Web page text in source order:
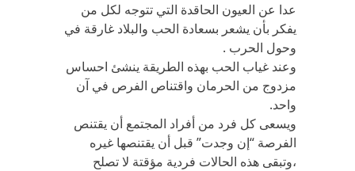
عدا عن العيون الحاقدة التي تتوجه لكل من
يفكر بأن يشعر بسعادة الحب والبلاد غارقة في
وحول الحرب .
وعند غياب الحب بهذه الطريقة ينشئ احساس
مزدوج من الحرمان واقتناص الفرص في آن
واحد.
ويسعى كل فرد من أفراد المجتمع أن يقتنص
الفرصة “إن وجدت” قبل أن يقتنصها غيره
،وتبقى هذه الحالات فردية مؤقتة لا تصلح